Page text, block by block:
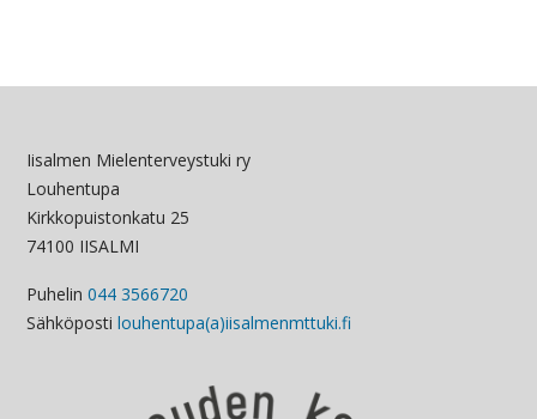
Iisalmen Mielenterveystuki ry
Louhentupa
Kirkkopuistonkatu 25
74100 IISALMI
Puhelin 044 3566720
Sähköposti louhentupa(a)iisalmenmttuki.fi